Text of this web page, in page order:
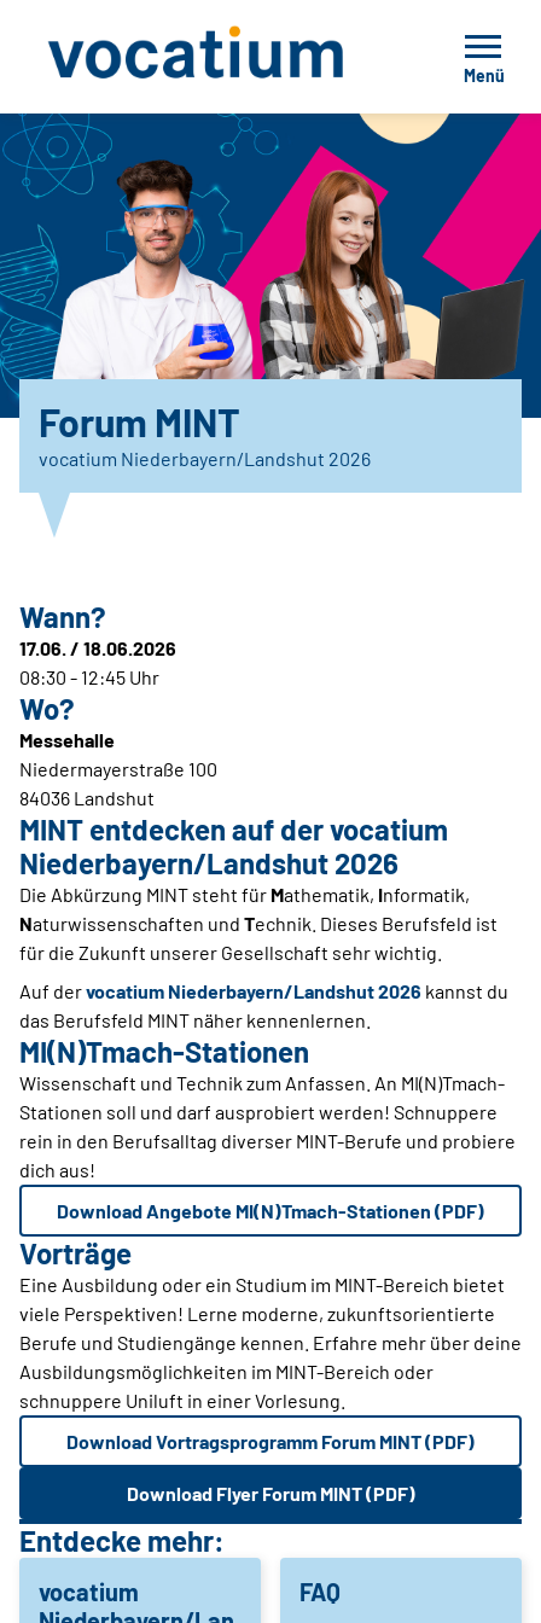
Menü
Forum MINT
vocatium Niederbayern/Landshut 2026
Wann?
17.06. / 18.06.2026
08:30 - 12:45 Uhr
Wo?
Messehalle
Niedermayerstraße 100
84036 Landshut
MINT entdecken auf der vocatium
Niederbayern/Landshut 2026
Die Abkürzung MINT steht für Mathematik, Informatik,
Naturwissenschaften und Technik. Dieses Berufsfeld ist
für die Zukunft unserer Gesellschaft sehr wichtig.
Auf dervocatium Niederbayern/Landshut 2026 kannst du
das Berufsfeld MINT näher kennenlernen.
MI(N)Tmach-Stationen
Wissenschaft und Technik zum Anfassen. An MI(N)Tmach-
Stationen soll und darf ausprobiert werden! Schnuppere
rein in den Berufsalltag diverser MINT-Berufe und probiere
dich aus!
Download Angebote MI(N)Tmach-Stationen (PDF)
Vorträge
Eine Ausbildung oder ein Studium im MINT-Bereich bietet
viele Perspektiven! Lerne moderne, zukunftsorientierte
Berufe und Studiengänge kennen. Erfahre mehr über deine
Ausbildungsmöglichkeiten im MINT-Bereich oder
schnuppere Uniluft in einer Vorlesung.
Download Vortragsprogramm Forum MINT (PDF)
Download Flyer Forum MINT (PDF)
Entdecke mehr:
vocatium
FAQ